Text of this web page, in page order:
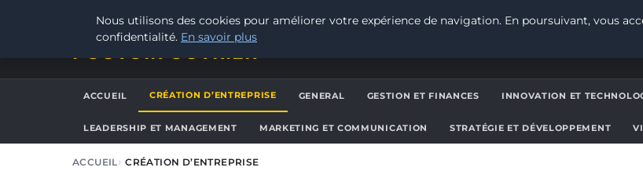
SAMEDI 8 AOÛT 2026
POUVOIR OUVRIER
ACCUEIL CRÉATION D’ENTREPRISE GENERAL GESTION ET FINANCES INNOVATION ET
LEADERSHIP ET MANAGEMENT MARKETING ET COMMUNICATION STRATÉGIE ET DÉVELOPPEMENT
ACCUEIL CRÉATION D’ENTREPRISE
Nous utilisons des cookies pour améliorer votre expérience de navigation. En poursuivant, vous
confidentialité. En savoir plus